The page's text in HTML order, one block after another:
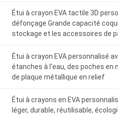
Étui à crayon EVA tactile 3D
défonçage Grande capacité
stockage et les accessoires de
Étui à crayon EVA personnalisé
étanches à l'eau, des poches en
de plaque métallique en relief
Étui à crayons en EVA
léger, durable, réutilisable,